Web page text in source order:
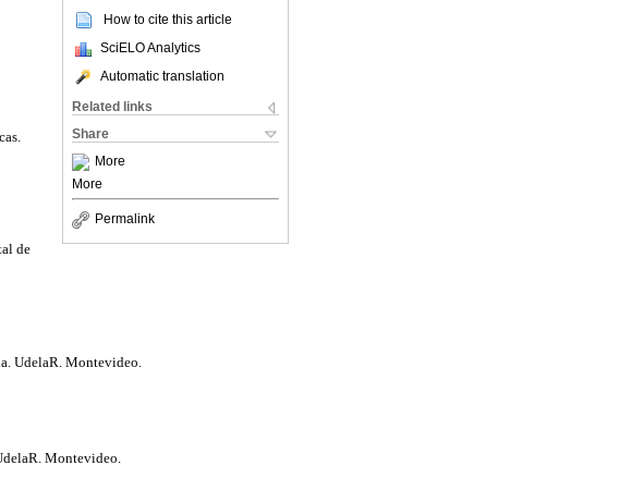
How to cite this article
SciELO Analytics
Automatic translation
Related links
Share
More
More
Permalink
de
UdelaR. Montevideo.
Montevideo.